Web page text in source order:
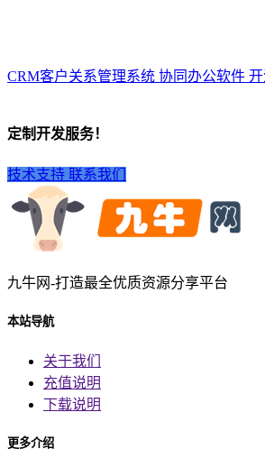
CRM客户关系管理系统 协同办公软件
定制开发服务！
技术支持 联系我们
九牛网-打造最全优质资源分享平台
本站导航
关于我们
充值说明
下载说明
更多介绍